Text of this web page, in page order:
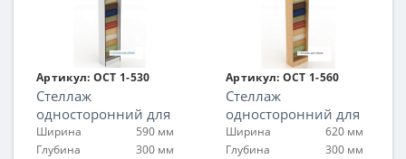
Артикул: ОСТ 1-530
Стеллаж
односторонний для
обоев
Ширина
590 мм
Глубина
300 мм
Артикул: ОСТ 1-560
Стеллаж
односторонний для
обоев
Ширина
620 мм
Глубина
300 мм